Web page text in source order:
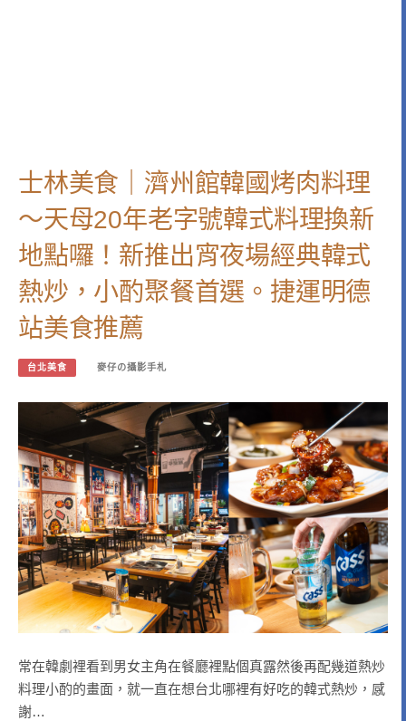
士林美食｜濟州館韓國烤肉料理
～天母20年老字號韓式料理換新
地點囉！新推出宵夜場經典韓式
熱炒，小酌聚餐首選。捷運明德
站美食推薦
台北美食 麥仔の攝影手札
常在韓劇裡看到男女主角在餐廳裡點個真露然後再配幾道熱炒
料理小酌的畫面，就一直在想台北哪裡有好吃的韓式熱炒，感
謝…